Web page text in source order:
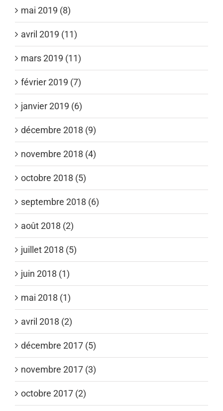
mai 2019 (8)
avril 2019 (11)
mars 2019 (11)
février 2019 (7)
janvier 2019 (6)
décembre 2018 (9)
novembre 2018 (4)
octobre 2018 (5)
septembre 2018 (6)
août 2018 (2)
juillet 2018 (5)
juin 2018 (1)
mai 2018 (1)
avril 2018 (2)
décembre 2017 (5)
novembre 2017 (3)
octobre 2017 (2)